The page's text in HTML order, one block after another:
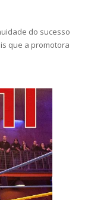
do sucesso
que a promotora